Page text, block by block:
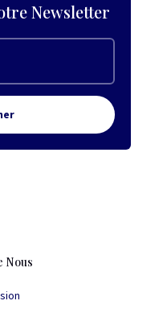
Newsletter
Nous